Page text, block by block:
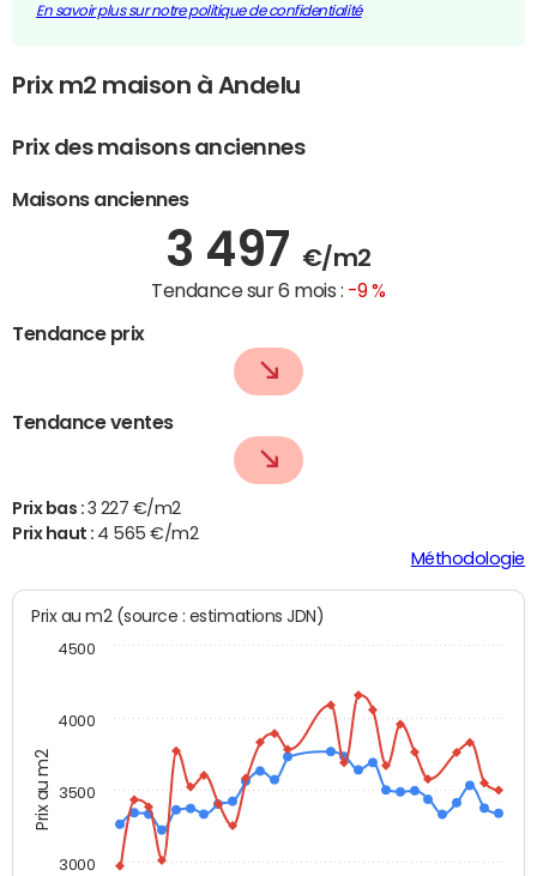
En savoir plus sur notre politique de confidentialité
Prix m2 maison à Andelu
Prix des maisons anciennes
Maisons anciennes
3 497 €/m2
Tendance sur 6 mois : -9 %
Tendance prix
Tendance ventes
Prix bas : 3 227 €/m2
Prix haut : 4 565 €/m2
Méthodologie
Prix au m2
Prix au m2 (source : estimations JDN)
3000
3500
4000
4500